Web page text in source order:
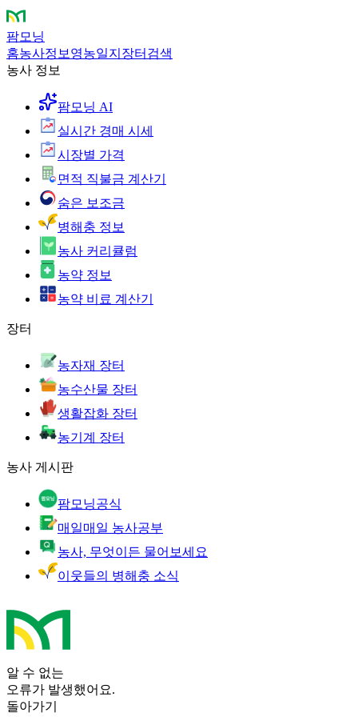
팜모닝
홈농사정보 영농일지 장터 검색
농사 정보
팜모닝 AI
실시간 경매 시세
시장별 가격
면적 직불금 계산기
숨은 보조금
병해충 정보
농사 커리큘럼
농약 정보
농약 비료 계산기
장터
농자재 장터
농수산물 장터
생활잡화 장터
농기계 장터
농사 게시판
팜모닝공식
매일매일 농사공부
농사, 무엇이든 물어보세요
이웃들의 병해충 소식
알 수 없는
오류가 발생했어요.
돌아가기